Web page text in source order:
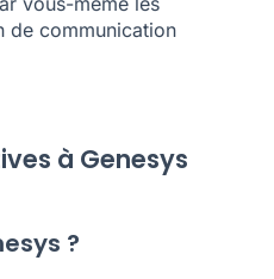
de communication
à Genesys
?